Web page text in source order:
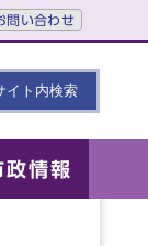
問い合わせ
政情報